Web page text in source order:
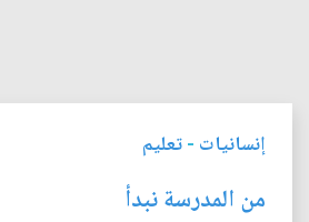
إنسانيات -تعليم
من المدرسة نبدأ